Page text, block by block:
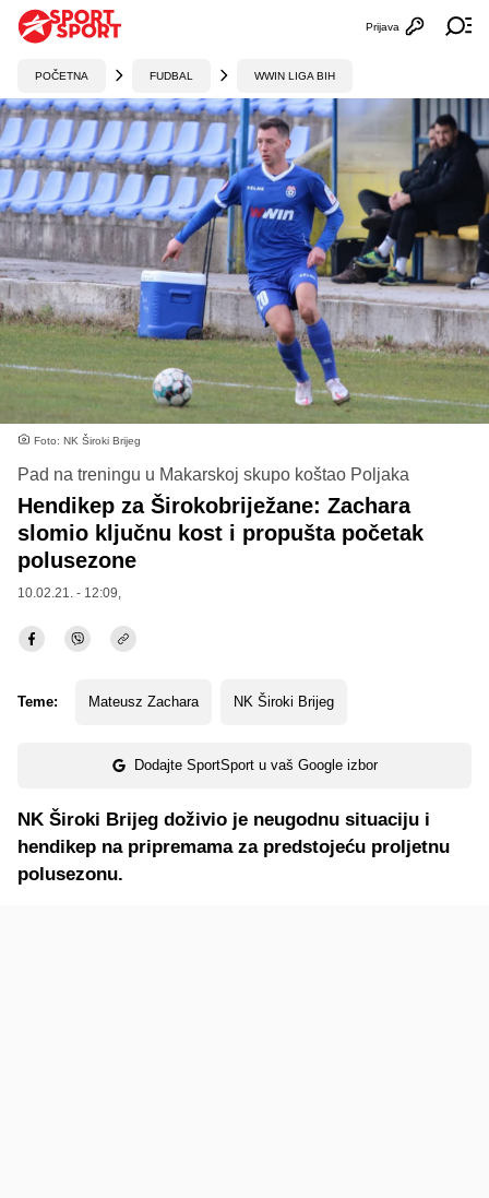
Otvori
Prijava
POČETNA FUDBAL WWIN LIGA BIH
Foto: NK Široki Brijeg
Pad na treningu u Makarskoj skupo koštao Poljaka
Hendikep za Širokobriježane: Zachara
slomio ključnu kost i propušta početak
polusezone
10.02.21. - 12:09,
Teme: Mateusz Zachara NK Široki Brijeg
Dodajte SportSport u vaš Google izbor
NK Široki Brijeg doživio je neugodnu situaciju i
hendikep na pripremama za predstojeću proljetnu
polusezonu.